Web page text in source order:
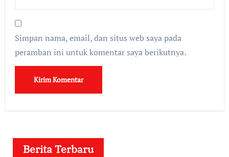
Simpan nama, email, dan situs web saya pada
peramban ini untuk komentar saya berikutnya.
Berita Terbaru